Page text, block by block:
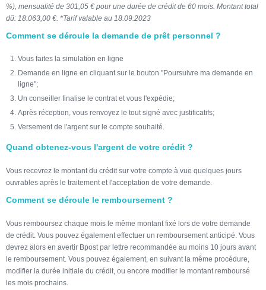
%), mensualité de 301,05 € pour une durée de crédit de 60 mois. Montant total
dû: 18.063,00 €. *Tarif valable au 18.09.2023
Comment se déroule la demande de prêt personnel ?
Vous faites la simulation en ligne
Demande en ligne en cliquant sur le bouton "Poursuivre ma demande en
ligne";
Un conseiller finalise le contrat et vous l'expédie;
Après réception, vous renvoyez le tout signé avec justificatifs;
Versement de l'argent sur le compte souhaité.
Quand obtenez-vous l'argent de votre crédit ?
Vous recevrez le montant du crédit sur votre compte à vue quelques jours
ouvrables après le traitement et l'acceptation de votre demande.
Comment se déroule le remboursement ?
Vous remboursez chaque mois le même montant fixé lors de votre demande
de crédit. Vous pouvez également effectuer un remboursement anticipé. Vous
devrez alors en avertir Bpost par lettre recommandée au moins 10 jours avant
le remboursement. Vous pouvez également, en suivant la même procédure,
modifier la durée initiale du crédit, ou encore modifier le montant remboursé
les mois prochains.